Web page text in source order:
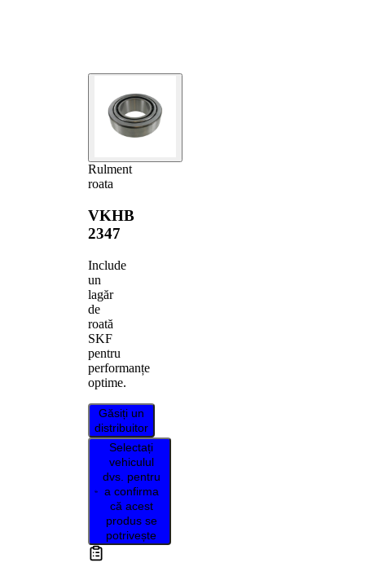
Rulment
roata
VKHB
2347
Include
un
lagăr
de
roată
SKF
pentru
performanțe
optime.
Găsiți un
distribuitor
Selectați
vehiculul
dvs. pentru
a confirma
că acest
produs se
potrivește